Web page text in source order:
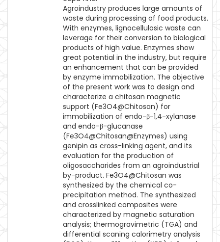
Agroindustry produces large amounts of
waste during processing of food products.
With enzymes, lignocellulosic waste can
leverage for their conversion to biological
products of high value. Enzymes show
great potential in the industry, but require
an enhancement that can be provided
by enzyme immobilization. The objective
of the present work was to design and
characterize a chitosan magnetic
support (Fe3O4@Chitosan) for
immobilization of endo-β-1,4-xylanase
and endo-β-glucanase
(Fe3O4@Chitosan@Enzymes) using
genipin as cross-linking agent, and its
evaluation for the production of
oligosaccharides from an agroindustrial
by-product. Fe3O4@Chitosan was
synthesized by the chemical co-
precipitation method. The synthesized
and crosslinked composites were
characterized by magnetic saturation
analysis; thermogravimetric (TGA) and
differential scaning calorimetry analysis